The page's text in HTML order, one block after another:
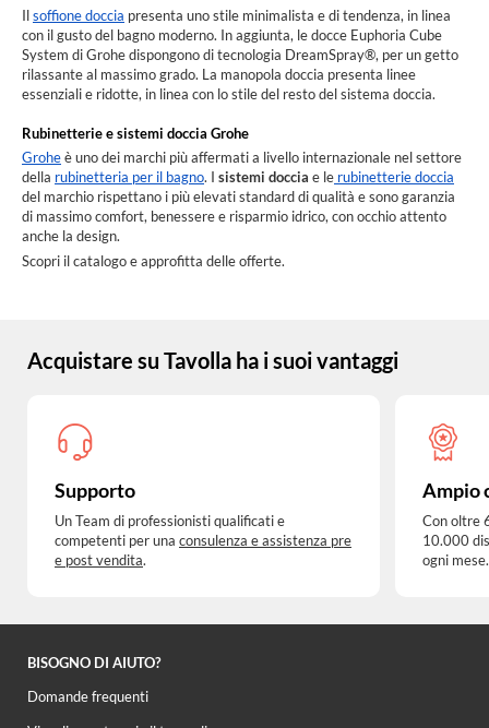
Ilsoffione doccia presenta uno stile minimalista e di tendenza, in linea
con il gusto del bagno moderno. In aggiunta, le docce Euphoria Cube
System di Grohe dispongono di tecnologia DreamSpray®, per un getto
rilassante al massimo grado. La manopola doccia presenta linee
essenziali e ridotte, in linea con lo stile del resto del sistema doccia.
Rubinetterie e sistemi doccia Grohe
Groheè uno dei marchi più affermati a livello internazionale nel settore
della rubinetteria per il bagno. I sistemi doccia e le rubinetterie doccia
del marchio rispettano i più elevati standard di qualità e sono garanzia
di massimo comfort, benessere e risparmio idrico, con occhio attento
anche la design.
Scopri il catalogo e approfitta delle offerte.
Acquistare su Tavolla ha i suoi vantaggi
Supporto
Un Team di professionisti qualificati e
competenti per una consulenza e assistenza pre
e post vendita.
Ampio
Con oltre
10.000
ogni mese.
BISOGNO DI AIUTO?
Domande frequenti